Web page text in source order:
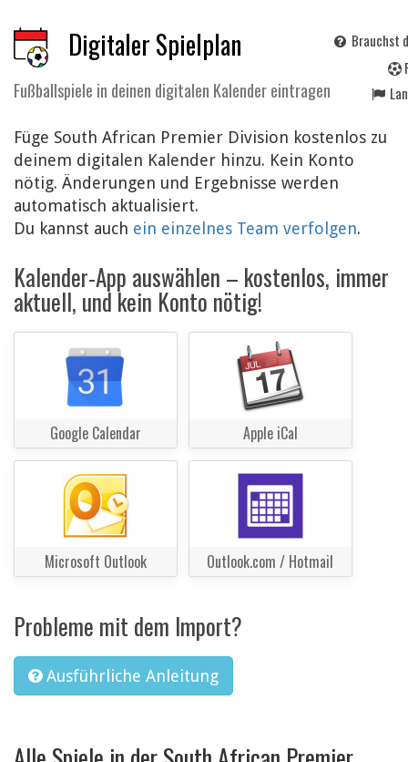
Digitaler Spielplan
Fußballspiele in deinen digitalen Kalender eintragen
Brauchst
Füge South African Premier Division kostenlos zu
deinem digitalen Kalender hinzu. Kein Konto
nötig. Änderungen und Ergebnisse werden
automatisch aktualisiert.
Du kannst auch ein einzelnes Team verfolgen.
Kalender-App auswählen – kostenlos, immer
aktuell, und kein Konto nötig!
Google Calendar Apple iCal
Microsoft Outlook Outlook.com / Hotmail
Probleme mit dem Import?
Ausführliche Anleitung